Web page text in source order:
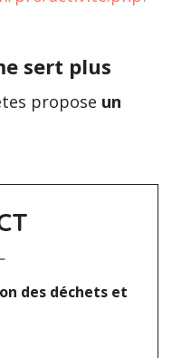
sert plus
propose un
des déchets et